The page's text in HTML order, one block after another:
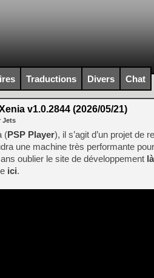
Traductions Divers Chat
v1.0.2844 (2026/05/21)
Jets
(PSP Player), il s’agit d’un projet de
une machine très performante
oublier le site de développement là
ici.